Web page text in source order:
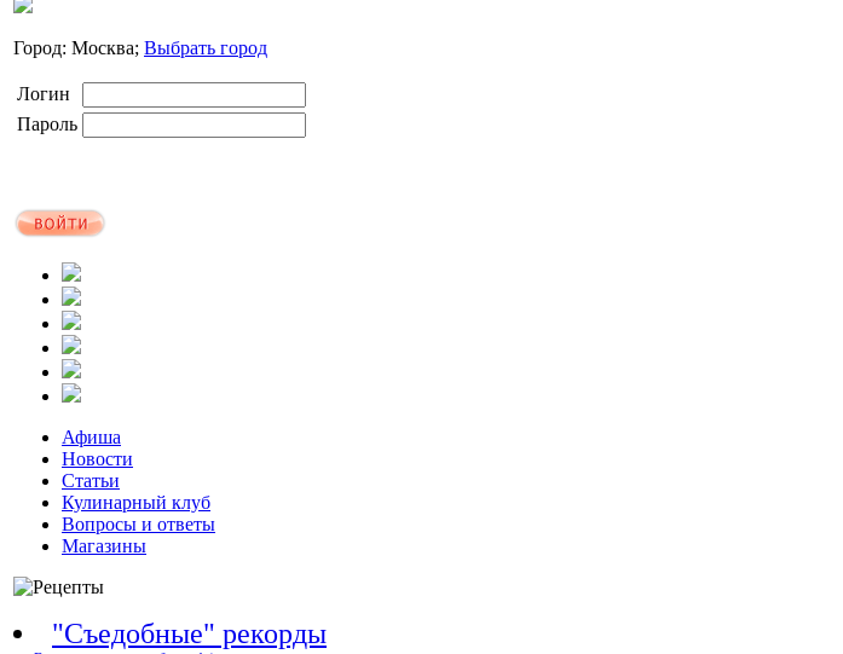
Город: Москва; Выбрать город
Логин
Пароль
Афиша
Новости
Статьи
Кулинарный клуб
Вопросы и ответы
Магазины
"Съедобные" рекорды